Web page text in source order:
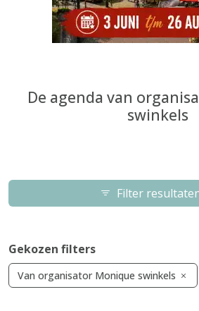
De agenda van
swinkels
Filter
Gekozen filters
Van organisator Monique swinkels